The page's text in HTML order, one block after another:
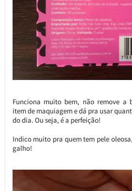
Funciona muito bem, não remove a
item de maquiagem e dá pra usar
do dia. Ou seja, é a perfeição!
Indico muito pra quem tem pele
galho!